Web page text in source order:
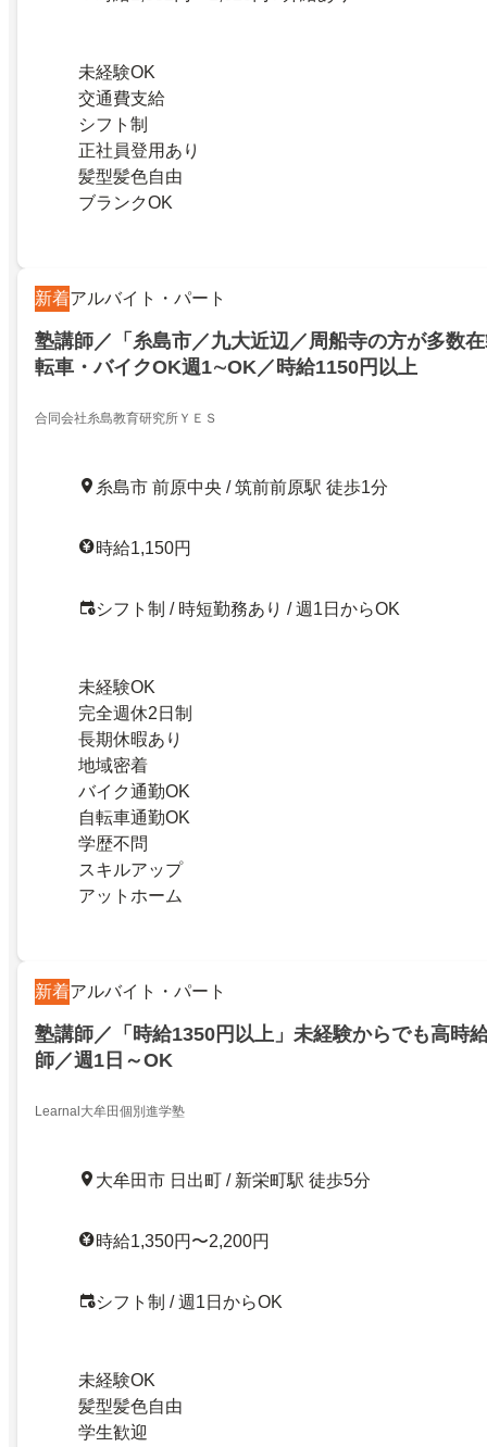
未経験OK
交通費支給
シフト制
正社員登用あり
髪型髪色自由
ブランクOK
新着アルバイト・パート
塾講師／「糸島市／九大近辺／周船寺の方が多数
転車・バイクOK週1∼OK／時給1150円以上
合同会社糸島教育研究所ＹＥＳ
糸島市 前原中央 / 筑前前原駅 徒歩1分
時給1,150円
シフト制 / 時短勤務あり / 週1日からOK
未経験OK
完全週休2日制
長期休暇あり
地域密着
バイク通勤OK
自転車通勤OK
学歴不問
スキルアップ
アットホーム
新着アルバイト・パート
塾講師／「時給1350円以上」未経験からでも高時
師／週1日～OK
Learnal大牟田個別進学塾
大牟田市 日出町 / 新栄町駅 徒歩5分
時給1,350円〜2,200円
シフト制 / 週1日からOK
未経験OK
髪型髪色自由
学生歓迎